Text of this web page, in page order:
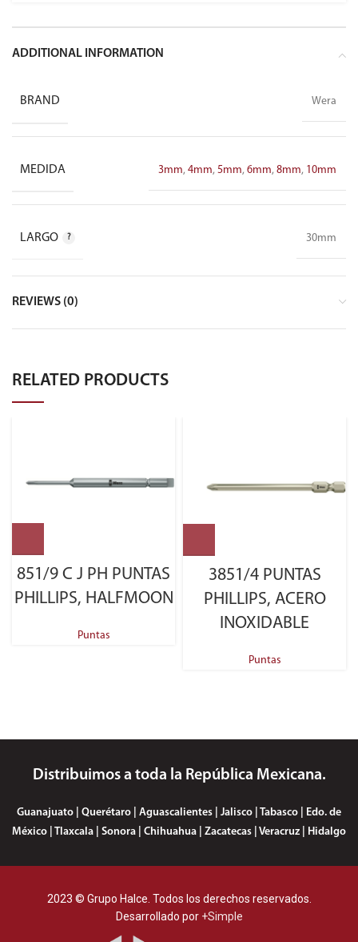
ADDITIONAL INFORMATION
BRAND Wera
MEDIDA 3mm, 4mm, 5mm, 6mm, 8mm, 10mm
LARGO 30mm
REVIEWS (0)
RELATED PRODUCTS
851/9 C J PH PUNTAS
PHILLIPS, HALFMOON
Puntas
3851/4 PUNTAS
PHILLIPS, ACERO
INOXIDABLE
Puntas
Distribuimos a toda la República Mexicana.
Guanajuato | Querétaro | Aguascalientes | Jalisco | Tabasco | Edo. de
México | Tlaxcala | Sonora | Chihuahua | Zacatecas | Veracruz | Hidalgo
2023 © Grupo Halce. Todos los derechos reservados.
Desarrollado por +Simple